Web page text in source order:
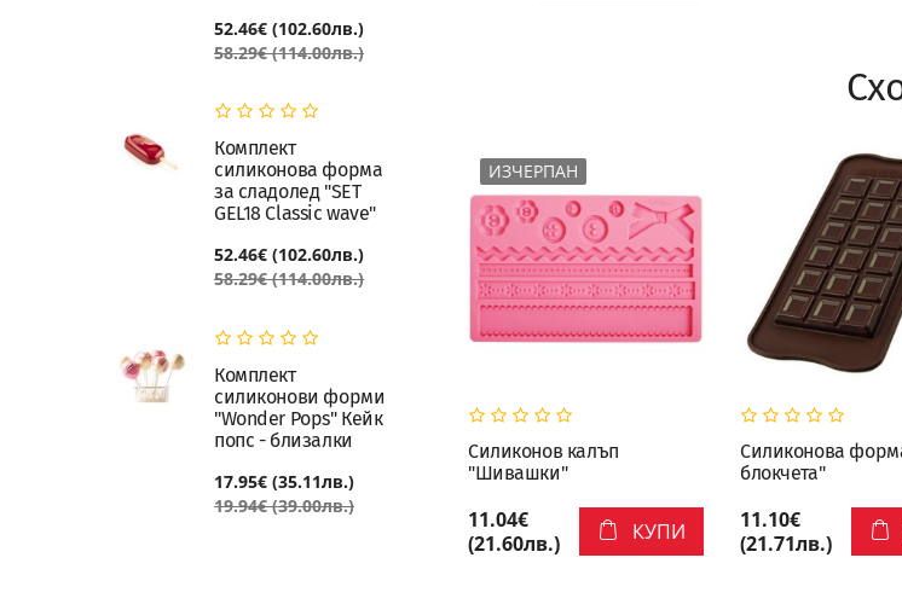
52.46€ (102.60лв.)
58.29€ (114.00лв.)
Комплект
силиконова форма
за сладолед "SET
GEL18 Classic wave"
52.46€ (102.60лв.)
58.29€ (114.00лв.)
Комплект
силиконови форми
"Wonder Pops" Кейк
попс - близалки
17.95€ (35.11лв.)
19.94€ (39.00лв.)
ИЗЧЕРПАН
Силиконов калъп
"Шивашки"
11.04€
(21.60лв.)
КУПИ
Силиконова
блокчета"
11.10€
(21.71лв.)